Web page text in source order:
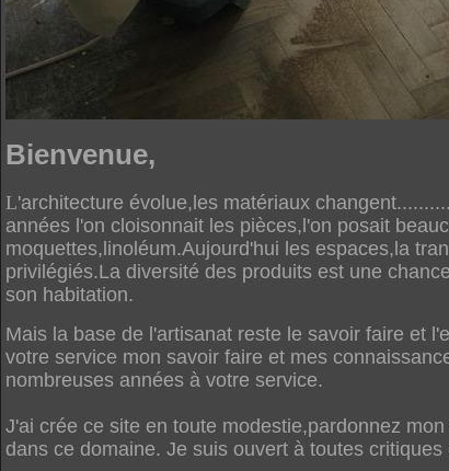
Bienvenue,
L'architecture évolue,les matériaux
années l'on cloisonnait les pièces,l'on posait
moquettes,linoléum.Aujourd'hui les espaces,la
privilégiés.La diversité des produits est une
son habitation.
Mais la base de l'artisanat reste le savoir faire et
votre service mon savoir faire et mes
nombreuses annéesà votre service.
J'ai crée ce site en toute modestie,pardonnez
dans ce domaine. Je suis ouvert à toutes critiques